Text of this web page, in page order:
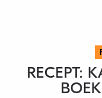
RECEPT:
BOEK